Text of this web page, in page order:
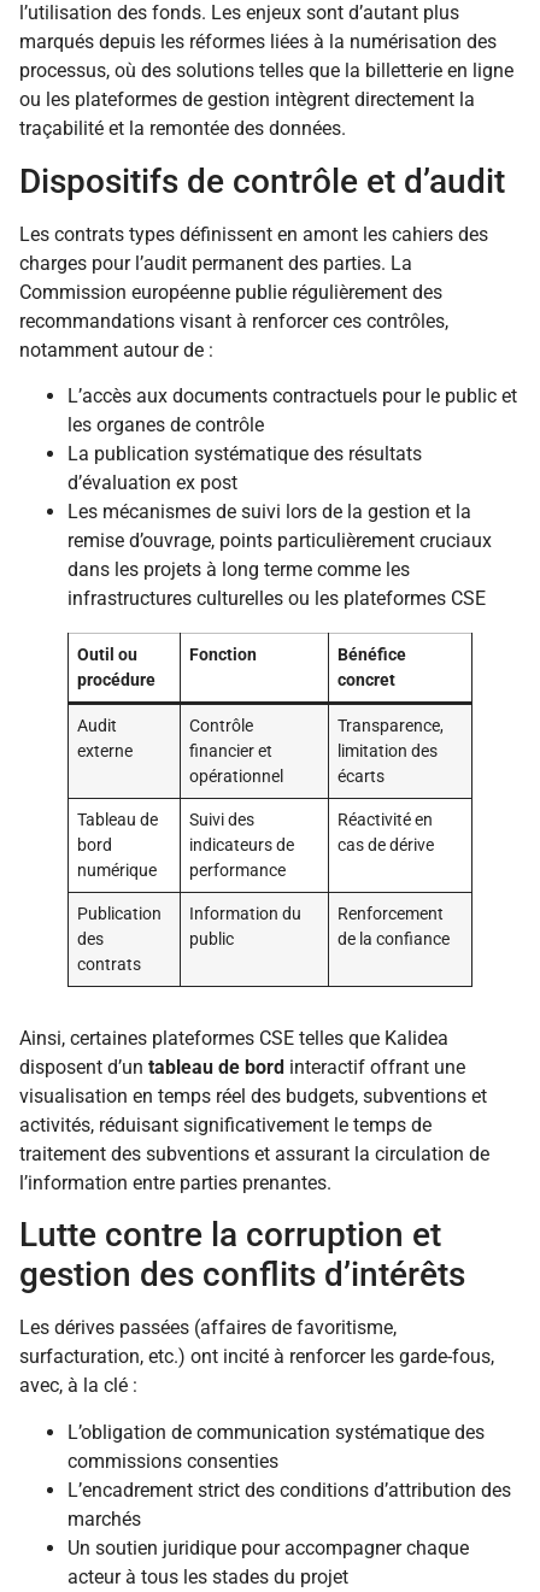
l’utilisation des fonds. Les enjeux sont d’autant plus
marqués depuis les réformes liées à la numérisation des
processus, où des solutions telles que la billetterie en ligne
ou les plateformes de gestion intègrent directement la
traçabilité et la remontée des données.
Dispositifs de contrôle et d’audit
Les contrats types définissent en amont les cahiers des
charges pour l’audit permanent des parties. La
Commission européenne publie régulièrement des
recommandations visant à renforcer ces contrôles,
notamment autour de :
L’accès aux documents contractuels pour le public et
les organes de contrôle
La publication systématique des résultats
d’évaluation ex post
Les mécanismes de suivi lors de la gestion et la
remise d’ouvrage, points particulièrement cruciaux
dans les projets à long terme comme les
infrastructures culturelles ou les plateformes CSE
Outil ou
procédure
Fonction
Bénéfice
concret
Audit
externe
Contrôle
financier et
opérationnel
Transparence,
limitation des
écarts
Tableau de
bord
numérique
Suivi des
indicateurs de
performance
Réactivité en
cas de dérive
Publication
des
contrats
Information du
public
Renforcement
de la confiance
Ainsi, certaines plateformes CSE telles que Kalidea
disposent d’un tableau de bord interactif offrant une
visualisation en temps réel des budgets, subventions et
activités, réduisant significativement le temps de
traitement des subventions et assurant la circulation de
l’information entre parties prenantes.
Lutte contre la corruption et
gestion des conflits d’intérêts
Les dérives passées (affaires de favoritisme,
surfacturation, etc.) ont incité à renforcer les garde-fous,
avec, à la clé :
L’obligation de communication systématique des
commissions consenties
L’encadrement strict des conditions d’attribution des
marchés
Un soutien juridique pour accompagner chaque
acteur à tous les stades du projet